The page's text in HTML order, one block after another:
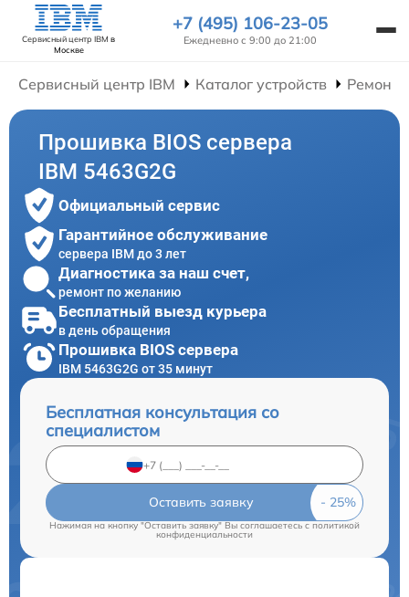
Сервисный центр IBM в
Москве
+7 (495) 106-23-05
Ежедневно с 9:00 до 21:00
Сервисный центр IBM Каталог устройств Ремонт
Прошивка BIOS сервера
IBM 5463G2G
Официальный сервис
Гарантийное обслуживание
сервера IBM до 3 лет
Диагностика за наш счет,
ремонт по желанию
Бесплатный выезд курьера
в день обращения
Прошивка BIOS сервера
IBM 5463G2G от 35 минут
Бесплатная консультация со
специалистом
Оставить заявку
Нажимая на кнопку "Оставить заявку" Вы соглашаетесь c политикой
конфиденциальности